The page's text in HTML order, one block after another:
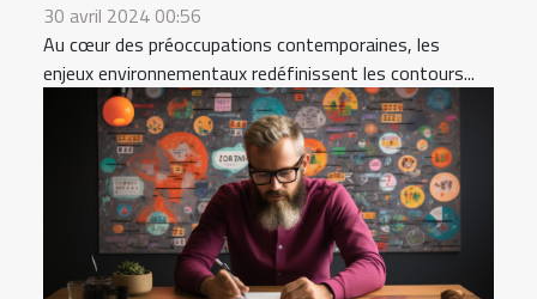
30 avril 2024 00:56
Au cœur des préoccupations contemporaines, les
enjeux environnementaux redéfinissent les contours...